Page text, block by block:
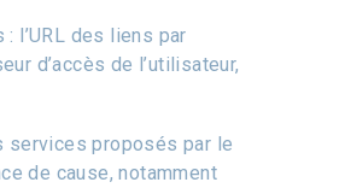
l’URL des liens par
d’accès de l’utilisateur,
services proposés par le
de cause, notamment